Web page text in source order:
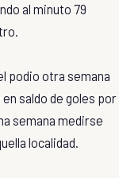
al minuto 79
podio otra semana
saldo de goles por
semana medirse
localidad.